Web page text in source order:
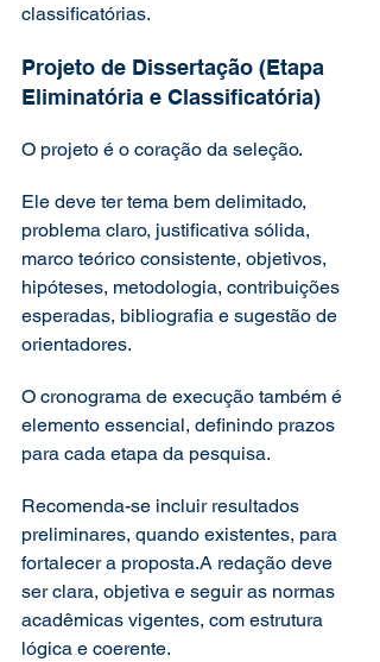
classificatórias.
Projeto de Dissertação (Etapa
Eliminatória e Classificatória)
O projeto é o coração da seleção.
Ele deve ter tema bem delimitado,
problema claro, justificativa sólida,
marco teórico consistente, objetivos,
hipóteses, metodologia, contribuições
esperadas, bibliografia e sugestão de
orientadores.
O cronograma de execução também é
elemento essencial, definindo prazos
para cada etapa da pesquisa.
Recomenda-se incluir resultados
preliminares, quando existentes, para
fortalecer a proposta.A redação deve
ser clara, objetiva e seguir as normas
acadêmicas vigentes, com estrutura
lógica e coerente.